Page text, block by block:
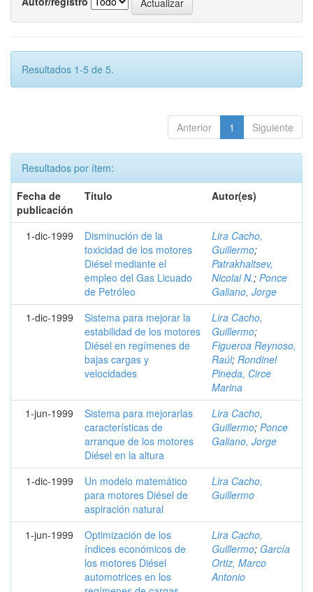
Resultados 1-5 de 5.
Anterior 1 Siguiente
Resultados por ítem:
Fecha de
publicación
Título Autor(es)
1-dic-1999
Disminución de la
toxicidad de los motores
Diésel mediante el
empleo del Gas Licuado
de Petróleo
Lira Cacho,
Guillermo;
Patrakhaltsev,
Nicolai N.; Ponce
Galiano, Jorge
1-dic-1999
Sistema para mejorar la
estabilidad de los motores
Diésel en regímenes de
bajas cargas y
velocidades
Lira Cacho,
Guillermo;
Figueroa Reynoso,
Raúl; Rondinel
Pineda, Circe
Marina
1-jun-1999
Sistema para mejorarlas
características de
arranque de los motores
Diésel en la altura
Lira Cacho,
Guillermo; Ponce
Galiano, Jorge
1-dic-1999
Un modelo matemático
para motores Diésel de
aspiración natural
Lira Cacho,
Guillermo
1-jun-1999
Optimización de los
índices económicos de
los motores Diésel
automotrices en los
Lira Cacho,
Guillermo; García
Ortiz, Marco
Antonio